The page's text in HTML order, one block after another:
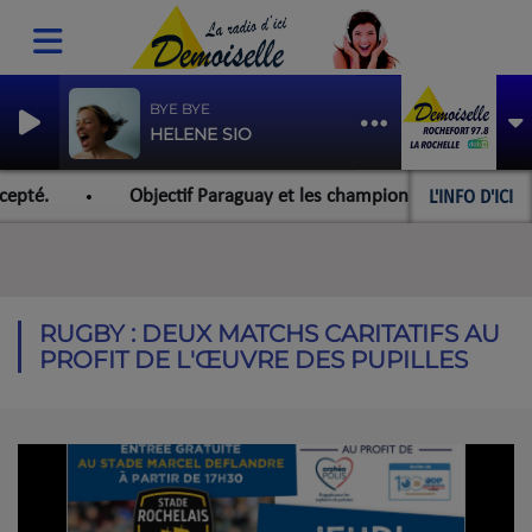
BYE BYE
HELENE SIO
L'INFO D'ICI
Objectif Paraguay et les championnats du monde pour
RUGBY : DEUX MATCHS CARITATIFS AU
PROFIT DE L'ŒUVRE DES PUPILLES